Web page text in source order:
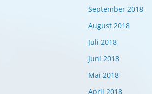
September 2018
August 2018
Juli 2018
Juni 2018
Mai 2018
April 2018